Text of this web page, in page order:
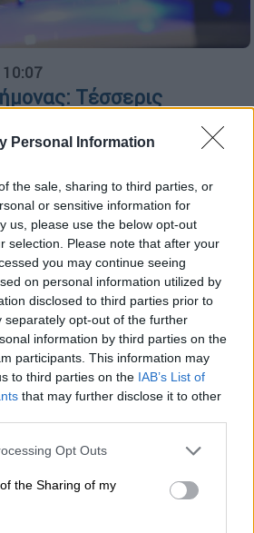
Personal Information
the sale, sharing to third parties, or
or sensitive information for
us, please use the below opt-out
selection. Please note that after your
you may continue seeing
on personal information utilized by
disclosed to third parties prior to
separately opt-out of the further
information by third parties on the
participants. This information may
to third parties on the IAB’s List of
that may further disclose it to other
app uses one or more Google
or usage behaviour. You may click to
to Google and its third-party tags to
specified purposes in below Google
Opt Outs
the Sharing of my
Τέσσερις
15χρονης
13 και 14 ετών -
οι γονείς τους για
ανηλίκων